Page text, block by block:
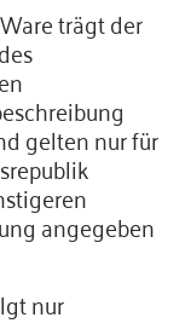
trägt der
gelten nur für
angegeben
nur